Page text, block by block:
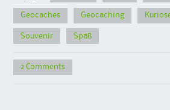
Geocaches Geocaching
Souvenir Spaß
2 Comments